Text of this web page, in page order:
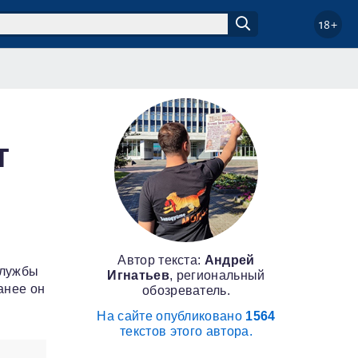
18+
он
Автор текста: Андрей
Игнатьев, региональный
обозреватель.
На сайте опубликовано 1564
текстов этого автора.